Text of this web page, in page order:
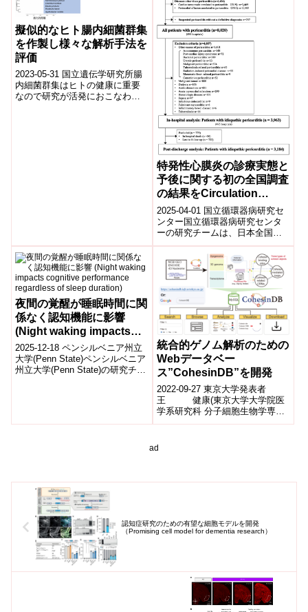
擬似的なヒト腸内細菌群集
を作製し様々な解析手法を
評価
2023-05-31 国立遺伝学研究所腸
内細菌群集はヒトの健康に重要
なので研究が活発におこなわれ
特発性心膜炎の診療実態と
予後に関する初の全国調査
の結果をCirculation
Journalへ発表。
2025-04-01 国立循環器病研究セ
ンター​国立循環器病研究センタ
ーの研究チームは、日本全国の
心疾患入院データベース
(JROAD-DPC)を用いて、特発性
心...
夜間の覚醒が睡眠時間に関
係なく認知機能に影響
(Night waking impacts
cognitive performance
regardless of sleep
duration)
2025-12-18 ペンシルベニア州立
大学(Penn State)ペンシルベニア
州立大学(Penn State)の研究チー
統合的ゲノム解析のための
Webデータベー
ス”CohesinDB”を開発
2022-09-27 東京大学発表者
王 健康(東京大学大学院医
学系研究科 分子細胞生物学専攻
細胞生物学・解剖学講座 医学
大...
ad
認知症研究のための有望な細胞モデルを開発
（Promising cell model for dementia research）